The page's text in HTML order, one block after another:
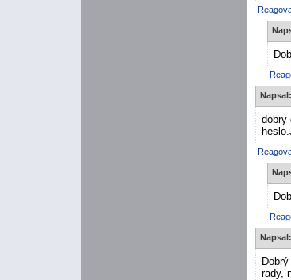
Napsal:
dobry
Napsal:
rady,